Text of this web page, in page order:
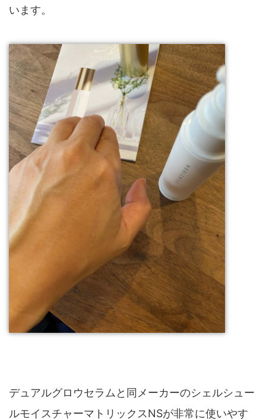
います。
デュアルグロウセラムと同メーカーのシェルシュー
ルモイスチャーマトリックスNSが非常に使いやす